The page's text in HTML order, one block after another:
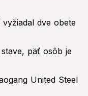
dve obete
päť osôb je
United Steel